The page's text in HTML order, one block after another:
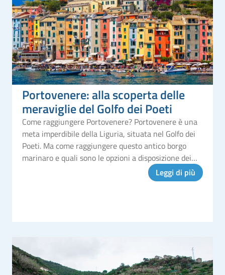
Portovenere: alla scoperta delle
meraviglie del Golfo dei Poeti
Come raggiungere Portovenere? Portovenere è una
meta imperdibile della Liguria, situata nel Golfo dei
Poeti. Ma come raggiungere questo antico borgo
marinaro e quali sono le opzioni a disposizione dei
Leggi di più